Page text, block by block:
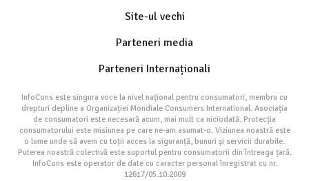
Site-ul vechi
Parteneri media
Parteneri Internaționali
InfoCons este singura voce la nivel național pentru consumatori, membru cu
drepturi depline a Organizației Mondiale Consumers International. Asociația
de consumatori este necesară acum, mai mult ca niciodată. Protecția
consumatorului este misiunea pe care ne-am asumat-o. Viziunea noastră este
o lume unde să avem cu toții acces la siguranță, bunuri și servicii durabile.
Puterea noastră colectivă este suportul pentru consumatorii din întreaga țară.
InfoCons este operator de date cu caracter personal înregistrat cu nr.
12617/05.10.2009